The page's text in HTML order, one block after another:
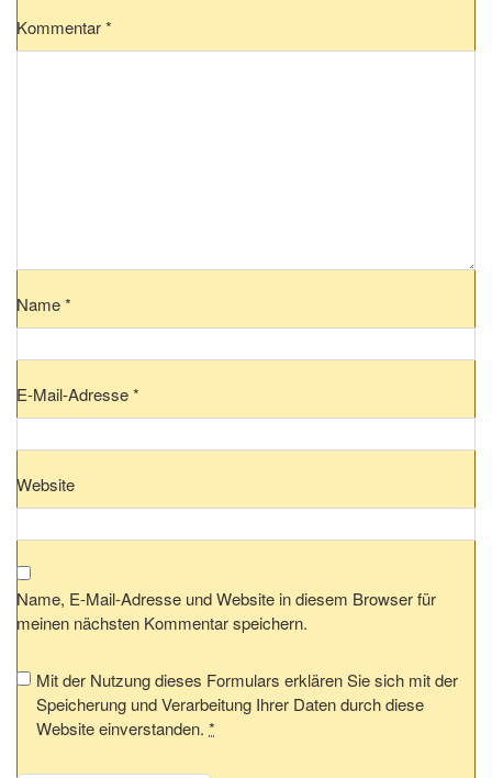
Kommentar*
Name*
E-Mail-Adresse*
Website
Name, E-Mail-Adresse und Website in diesem Browser für
meinen nächsten Kommentar speichern.
Mit der Nutzung dieses Formulars erklären Sie sich mit der
Speicherung und Verarbeitung Ihrer Daten durch diese
Website einverstanden. *